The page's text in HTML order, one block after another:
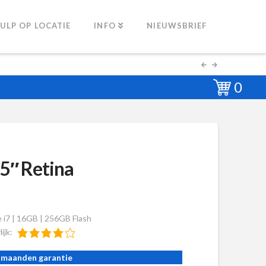
OP LOCATIE INFO NIEUWSBRIEF
0
Retina
i7 | 16GB | 256GB Flash
maanden garantie